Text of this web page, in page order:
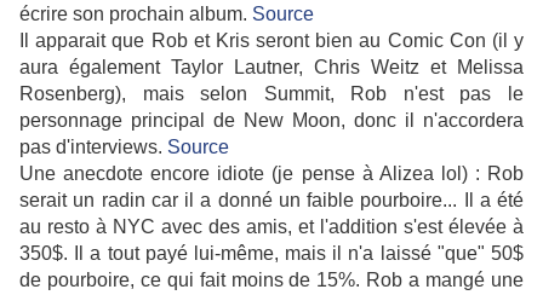
écrire son prochain album. Source
Il apparait que Rob et Kris seront bien au Comic Con (il y
aura également Taylor Lautner, Chris Weitz et Melissa
Rosenberg), mais selon Summit, Rob n'est pas le
personnage principal de New Moon, donc il n'accordera
pas d'interviews. Source
Une anecdote encore idiote (je pense à Alizea lol) : Rob
serait un radin car il a donné un faible pourboire... Il a été
au resto à NYC avec des amis, et l'addition s'est élevée à
350$. Il a tout payé lui-même, mais il n'a laissé "que" 50$
de pourboire, ce qui fait moins de 15%. Rob a mangé une